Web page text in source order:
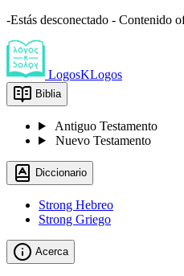
-Estás desconectado - Contenido
LogosKLogos
Biblia
Antiguo Testamento
Nuevo Testamento
Diccionario
Strong Hebreo
Strong Griego
Acerca